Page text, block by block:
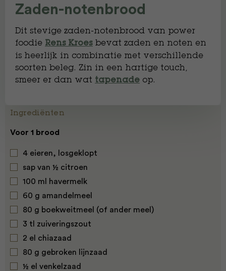
Zaden-notenbrood
Dit stevige zaden-notenbrood van power
foodie Rens Kroes bevat zaden en noten en
is heerlijk in combinatie met verschillende
soorten beleg. Zin in een hartige touch,
smeer er dan wat tapenade op.
Ingrediënten
Voor 1 brood
4 eieren, losgeklopt
sap van ½ citroen
100 ml havermelk
60 g amandelmeel
80 g boekweitmeel (of ander meel)
3 tl zuiveringszout
2 el chiazaad
80 g gebroken lijnzaad
½ el venkelzaad